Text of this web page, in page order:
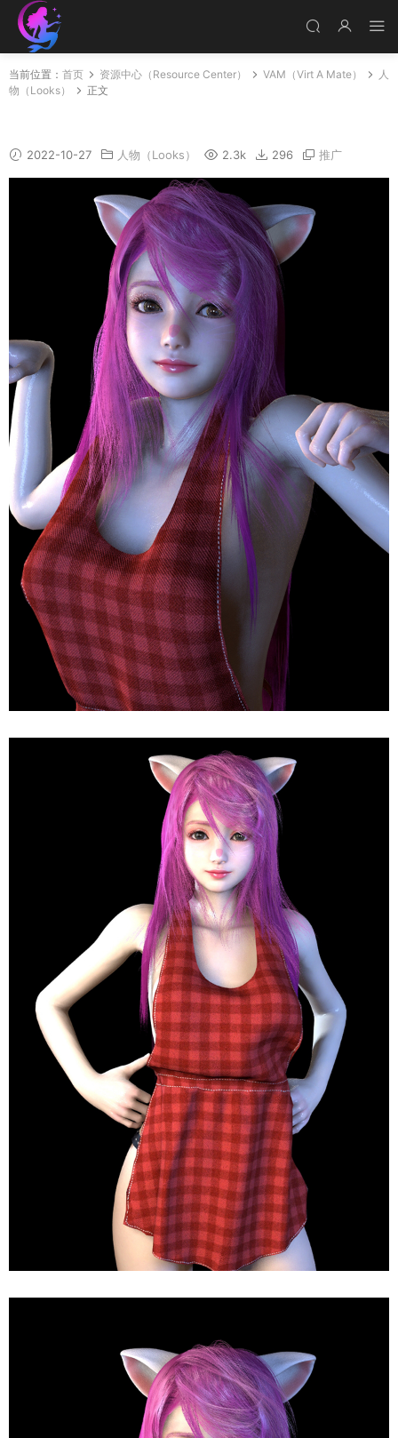
当前位置： 首页 资源中心（Resource Center） VAM（Virt A Mate）
人
物（Looks）
正文
2022-10-27 人物（Looks） 2.3k 296 推广